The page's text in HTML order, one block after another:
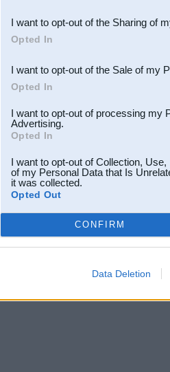
Downstream Participants
third parties.
I want to opt-out of the Sharing of
Opted In
I want to opt-out of the Sale of my
Opted In
I want to opt-out of processing my
Advertising.
Opted In
I want to opt-out of Collection,
of my Personal Data that Is
it was collected.
Opted Out
CONFIRM
Data Deletion